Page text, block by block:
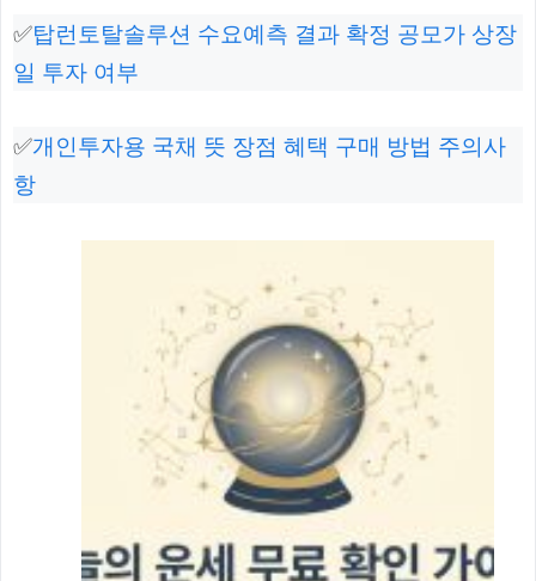
✅탑런토탈솔루션 수요예측 결과 확정 공모가 상장
일 투자 여부
✅개인투자용 국채 뜻 장점 혜택 구매 방법 주의사
항